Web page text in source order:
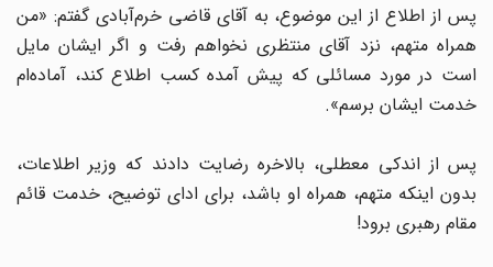
پس از اطلاع از این موضوع، به آقای قاضی خرم‌آبادی گفتم: «من
همراه متهم، نزد آقای منتظری نخواهم رفت و اگر ایشان مایل
است در مورد مسائلی که پیش آمده کسب اطلاع کند، آماده‌ام
خدمت ایشان برسم».
پس از اندکی معطلی، بالاخره رضایت دادند که وزیر اطلاعات،
بدون اینکه متهم، همراه او باشد، برای ادای توضیح، خدمت قائم
مقام رهبری برود!